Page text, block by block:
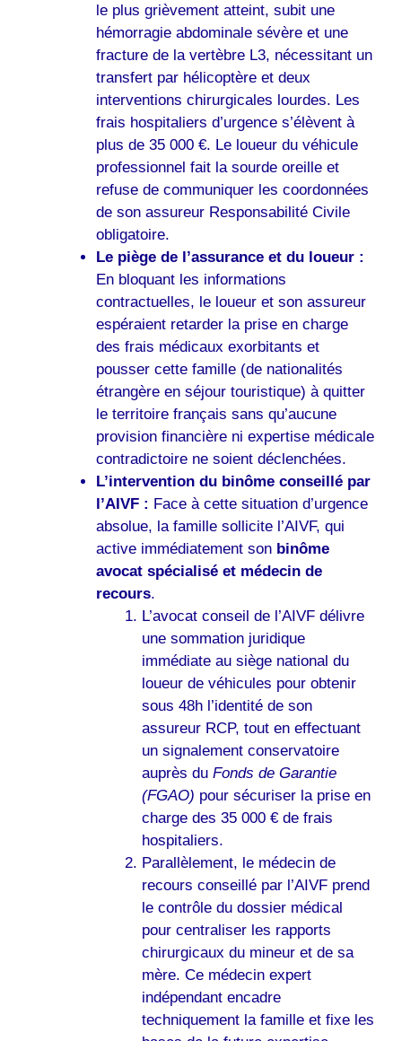
le plus grièvement atteint, subit une
hémorragie abdominale sévère et une
fracture de la vertèbre L3, nécessitant un
transfert par hélicoptère et deux
interventions chirurgicales lourdes. Les
frais hospitaliers d’urgence s’élèvent à
plus de 35 000 €. Le loueur du véhicule
professionnel fait la sourde oreille et
refuse de communiquer les coordonnées
de son assureur Responsabilité Civile
obligatoire.
Le piège de l’assurance et du loueur :
En bloquant les informations
contractuelles, le loueur et son assureur
espéraient retarder la prise en charge
des frais médicaux exorbitants et
pousser cette famille (de nationalités
étrangère en séjour touristique) à quitter
le territoire français sans qu’aucune
provision financière ni expertise médicale
contradictoire ne soient déclenchées.
L’intervention du binôme conseillé par
l’AIVF : Face à cette situation d’urgence
absolue, la famille sollicite l’AIVF, qui
active immédiatement son binôme
avocat spécialisé et médecin de
recours.
L’avocat conseil de l’AIVF délivre
une sommation juridique
immédiate au siège national du
loueur de véhicules pour obtenir
sous 48h l’identité de son
assureur RCP, tout en effectuant
un signalement conservatoire
auprès du Fonds de Garantie
(FGAO) pour sécuriser la prise en
charge des 35 000 € de frais
hospitaliers.
Parallèlement, le médecin de
recours conseillé par l’AIVF prend
le contrôle du dossier médical
pour centraliser les rapports
chirurgicaux du mineur et de sa
mère. Ce médecin expert
indépendant encadre
techniquement la famille et fixe les